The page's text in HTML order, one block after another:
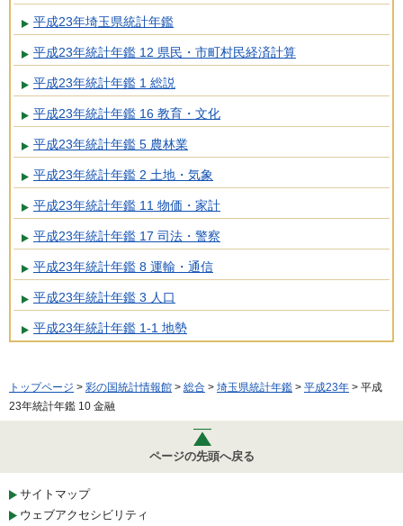
平成23年埼玉県統計年鑑
平成23年統計年鑑 12 県民・市町村民経済計算
平成23年統計年鑑 1 総説
平成23年統計年鑑 16 教育・文化
平成23年統計年鑑 5 農林業
平成23年統計年鑑 2 土地・気象
平成23年統計年鑑 11 物価・家計
平成23年統計年鑑 17 司法・警察
平成23年統計年鑑 8 運輸・通信
平成23年統計年鑑 3 人口
平成23年統計年鑑 1-1 地勢
トップページ > 彩の国統計情報館 > 総合 > 埼玉県統計年鑑 > 平成23年 > 平成
23年統計年鑑 10 金融
ページの先頭へ戻る
サイトマップ
ウェブアクセシビリティ